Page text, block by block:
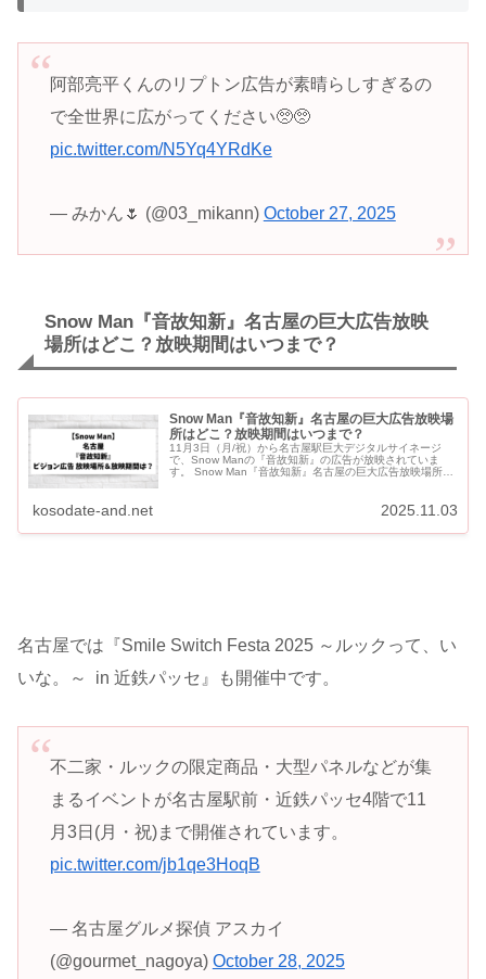
阿部亮平くんのリプトン広告が素晴らしすぎるの
で全世界に広がってください🥺🥺
pic.twitter.com/N5Yq4YRdKe
— みかん🌷 (@03_mikann) October 27, 2025
Snow Man『音故知新』名古屋の巨大広告放映
場所はどこ？放映期間はいつまで？
Snow Man『音故知新』名古屋の巨大広告放映場
所はどこ？放映期間はいつまで？
11月3日（月/祝）から名古屋駅巨大デジタルサイネージ
で、Snow Manの『音故知新』の広告が放映されていま
す。 Snow Man『音故知新』名古屋の巨大広告放映場所は
kosodate-and.net 2025.11.03
名古屋では『Smile Switch Festa 2025 ～ ルック って、い
いな。～ in 近鉄パッセ』も開催中です。
不二家・ルックの限定商品・大型パネルなどが集
まるイベントが名古屋駅前・近鉄パッセ4階で11
月3日(月・祝)まで開催されています。
pic.twitter.com/jb1qe3HoqB
— 名古屋グルメ探偵 アスカイ
(@gourmet_nagoya) October 28, 2025